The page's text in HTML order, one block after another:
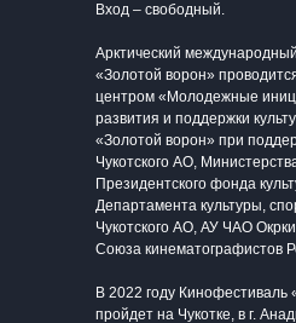
Вход – свободный.
Арктический
«Золотой ворон»
центром «Молодежные
развития и поддержки
«Золотой ворон» при
Чукотского АО,
Президентского фонда
Департамента культуры,
Чукотского АО, АУ ЧАО
Союза кинематографистов
В 2022 году Кинофестиваль
пройдет на Чукотке, в г.